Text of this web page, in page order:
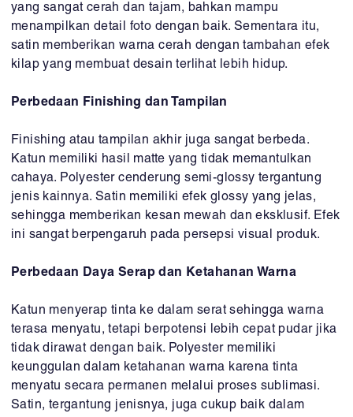
yang sangat cerah dan tajam, bahkan mampu
menampilkan detail foto dengan baik. Sementara itu,
satin memberikan warna cerah dengan tambahan efek
kilap yang membuat desain terlihat lebih hidup.
Perbedaan Finishing dan Tampilan
Finishing atau tampilan akhir juga sangat berbeda.
Katun memiliki hasil matte yang tidak memantulkan
cahaya. Polyester cenderung semi-glossy tergantung
jenis kainnya. Satin memiliki efek glossy yang jelas,
sehingga memberikan kesan mewah dan eksklusif. Efek
ini sangat berpengaruh pada persepsi visual produk.
Perbedaan Daya Serap dan Ketahanan Warna
Katun menyerap tinta ke dalam serat sehingga warna
terasa menyatu, tetapi berpotensi lebih cepat pudar jika
tidak dirawat dengan baik. Polyester memiliki
keunggulan dalam ketahanan warna karena tinta
menyatu secara permanen melalui proses sublimasi.
Satin, tergantung jenisnya, juga cukup baik dalam